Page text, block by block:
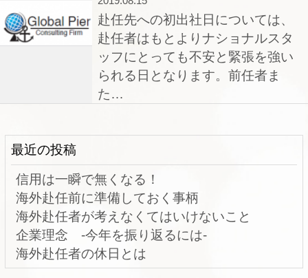
赴任先への初出社日については、
赴任者はもとよりナショナルスタ
ッフにとっても不安と緊張を強い
られる日となります。前任者ま
た…
最近の投稿
信用は一瞬で無くなる！
海外赴任前に準備しておく事柄
海外赴任者が考えなくてはいけないこと
企業理念 -今年を振り返るには-
海外赴任者の休日とは